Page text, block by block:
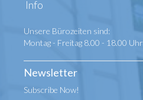
Info
Unsere Bürozeiten sind:
Montag - Freitag 8.00 - 18.00 Uhr
Newsletter
Subscribe Now!